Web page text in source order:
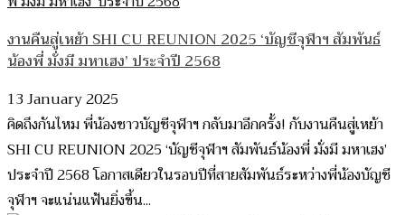
งานคืนสู่เหย้า SHI CU REUNION 2025 ‘บัญชีจุฬาฯ สัมพันธ์
น้องพี่ มั่งมี มหาเฮง’ ประจำปี 2568
13 January 2025
คิดถึงกันไหม พี่น้องชาวบัญชีจุฬาฯ กลับมาอีกครั้ง! กับงานคืนสู่เหย้า
SHI CU REUNION 2025 ‘บัญชีจุฬาฯ สัมพันธ์น้องพี่ มั่งมี มหาเฮง’
ประจำปี 2568 โอกาสเดียวในรอบปีที่สายสัมพันธ์ระหว่างพี่น้องบัญชี
จุฬาฯ จะแน่นแฟ้นยิ่งขึ้น...